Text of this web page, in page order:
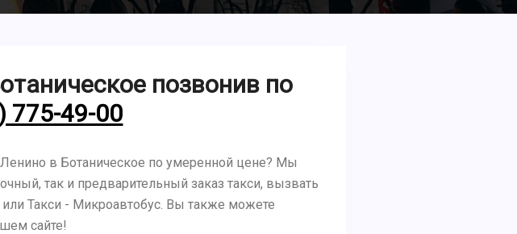
позвонив по
775-49-00
в Ботаническое по умеренной цене? Мы
так и предварительный заказ такси, вызвать
Такси - Микроавтобус. Вы также можете
сайте!